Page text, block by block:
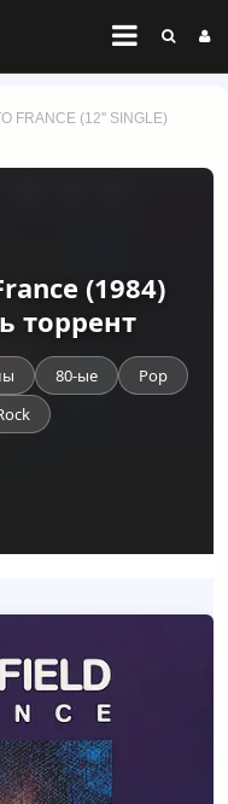
FRANCE (12'' SINGLE)
(1984)
торрент
80-ые
Pop